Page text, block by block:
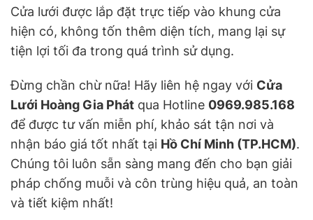
Cửa lưới được lắp đặt trực tiếp vào khung cửa
hiện có, không tốn thêm diện tích, mang lại sự
tiện lợi tối đa trong quá trình sử dụng.
Đừng chần chừ nữa! Hãy liên hệ ngay với Cửa
Lưới Hoàng Gia Phát qua Hotline 0969.985.168
để được tư vấn miễn phí, khảo sát tận nơi và
nhận báo giá tốt nhất tại Hồ Chí Minh (TP.HCM).
Chúng tôi luôn sẵn sàng mang đến cho bạn giải
pháp chống muỗi và côn trùng hiệu quả, an toàn
và tiết kiệm nhất!